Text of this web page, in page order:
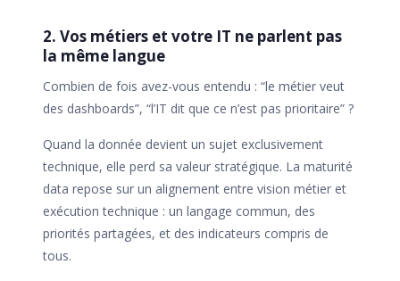
2. Vos métiers et votre IT ne parlent pas
la même langue
Combien de fois avez-vous entendu : “le métier veut
des dashboards”, “l’IT dit que ce n’est pas prioritaire” ?
Quand la donnée devient un sujet exclusivement
technique, elle perd sa valeur stratégique. La maturité
data repose sur un alignement entre vision métier et
exécution technique : un langage commun, des
priorités partagées, et des indicateurs compris de
tous.